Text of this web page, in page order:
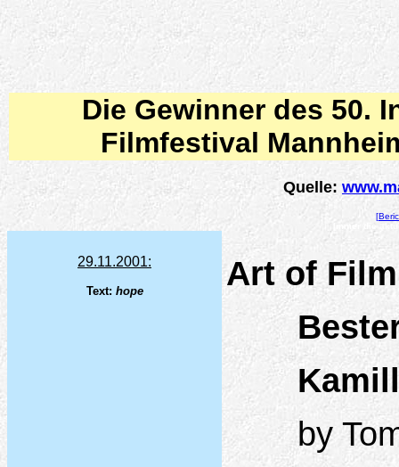
Die Gewinner des 50.
Filmfestival
Quelle:
Immer die
29.11.2001:
Text: hope
Art of
by